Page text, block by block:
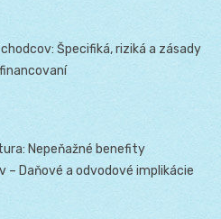
Špecifiká, riziká a zásady
Nepeňažné benefity
– Daňové a odvodové implikácie